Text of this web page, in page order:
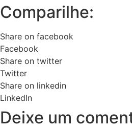
Comparilhe:
Share on facebook
Facebook
Share on twitter
Twitter
Share on linkedin
LinkedIn
Deixe um